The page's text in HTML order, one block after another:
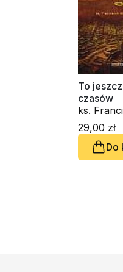
To
czasów
ks.
SAC
29,00 zł
Do